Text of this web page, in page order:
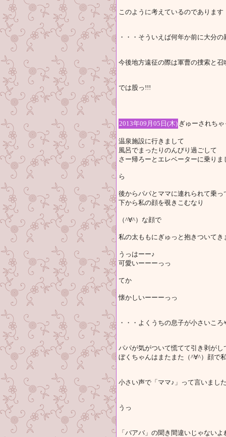
このように考えているのであります
・・・そういえば何年か前に大分
今後地方遠征の際は軍曹の捜索と
では股っ!!!
2013年09月05日(木) ぎゅーされち
温泉施設に行きまして
風呂でまったりのんびり過ごして
さー帰ろーとエレベーターに乗りま
ら
後からパパとママに連れられて乗
下から私の顔を覗きこむなり
（^∀^）な顔で
私の太ももにぎゅっと抱きついてき
うっはーー♪
可愛いーーーっっ
てか
懐かしいーーーっっ
・・・よくうちの息子が小さいころ
パパが気がついて慌てて引き剥がし
ぼくちゃんはまたまた（^∀^）顔で
小さい声で「ママ♪」って言いまし
うっ
「バアバ」の聞き間違いじゃないよ